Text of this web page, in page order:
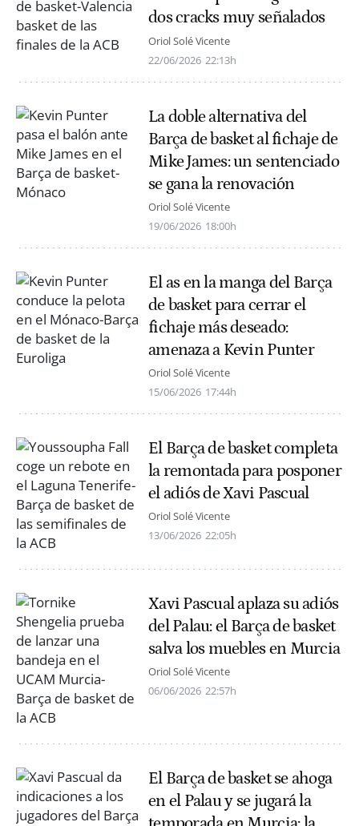
dos cracks muy señalados
Oriol Solé Vicente
22/06/2026 22:13h
La doble alternativa del
Barça de basket al fichaje de
Mike James: un sentenciado
se gana la renovación
Oriol Solé Vicente
19/06/2026 18:00h
El as en la manga del Barça
de basket para cerrar el
fichaje más deseado:
amenaza a Kevin Punter
Oriol Solé Vicente
15/06/2026 17:44h
El Barça de basket completa
la remontada para posponer
el adiós de Xavi Pascual
Oriol Solé Vicente
13/06/2026 22:05h
Xavi Pascual aplaza su adiós
del Palau: el Barça de basket
salva los muebles en Murcia
Oriol Solé Vicente
06/06/2026 22:57h
El Barça de basket se ahoga
en el Palau y se jugará la